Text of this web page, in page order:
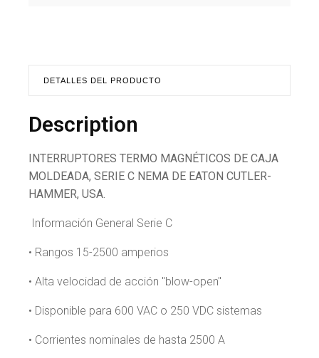
DETALLES DEL PRODUCTO
Description
INTERRUPTORES TERMO MAGNÉTICOS DE CAJA
MOLDEADA, SERIE C NEMA DE EATON CUTLER-
HAMMER, USA.
Información General Serie C
• Rangos 15-2500 amperios
• Alta velocidad de acción "blow-open"
• Disponible para 600 VAC o 250 VDC sistemas
• Corrientes nominales de hasta 2500 A